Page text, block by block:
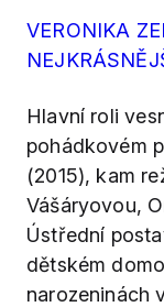
VERONIKA
Hlavní roli
pohádkovém
(2015), kam
Vášáryovou,
Ústřední
dětském
narozeninách